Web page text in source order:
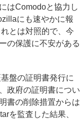
はComodoと協力し
にも速やかに報
とは対照的で、今
の保護に不安がある
盤の証明書発行に
政府の証明書につい
書の削除措置からは
を監査した結果、